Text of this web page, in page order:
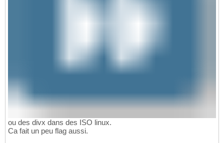
ou des divx dans des ISO linux.
Ca fait un peu flag aussi.